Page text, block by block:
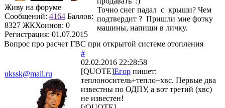
Живу на форуме
Сообщений: 4164 Баллов:
8327 ЖКХоинов: 0
Регистрация: 01.07.2015
Точно снег падал с крыши? Чем
подтвердит ? Пришли мне фотку
машины, напиши в личку.
Вопрос про расчет ГВС при открытой системе отопления
ukssk@mail.ru
#
02.02.2016 22:28:58
[QUOTE]Егор пишет:
теплоноситель+тепло+хвс. Первые два
известны по ОДПУ, а вот третий (хвс)
не известен!